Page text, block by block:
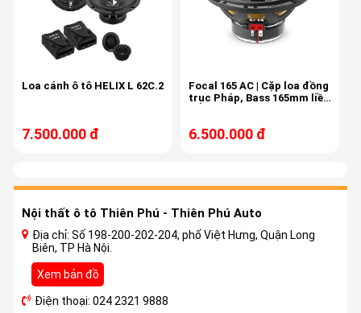
Loa cánh ô tô HELIX L 62C.2
7.500.000 đ
Focal 165 AC | Cặp loa đồng
trục Pháp, Bass 165mm liền
6.500.000 đ
Nội thất ô tô Thiên Phú - Thiên Phú Auto
Địa chỉ: Số 198-200-202-204, phố Việt Hưng, Quận Long
Biên, TP Hà Nội.
Xem bản đồ
Điện thoại: 024 2321 9888